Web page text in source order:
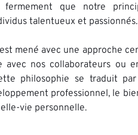
fermement que notre
talentueux et passionnés.
mené avec une approche
avec nos collaborateurs ou
philosophie se traduit
professionnel, le
vie personnelle.